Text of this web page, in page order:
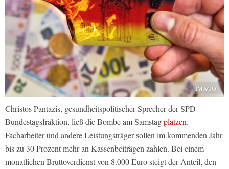
IMAGO
Christos Pantazis, gesundheitspolitischer Sprecher der SPD-
Bundestagsfraktion, ließ die Bombe am Samstagplatzen.
Facharbeiter und andere Leistungsträger sollen im kommenden Jahr
bis zu 30 Prozent mehr an Kassenbeiträgen zahlen. Bei einem
monatlichen Bruttoverdienst von 8.000 Euro steigt der Anteil, den